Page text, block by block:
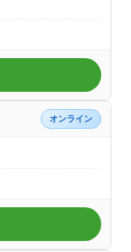
オンライン